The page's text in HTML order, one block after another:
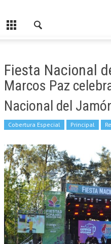
Fiesta Nacional
Marcos Paz
Nacional del
Cobertura Especial Principal